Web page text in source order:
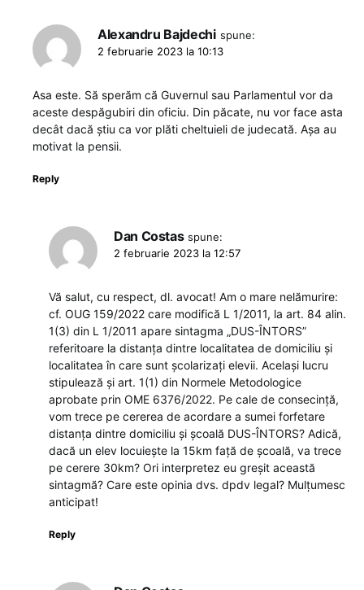
Alexandru Bajdechi spune:
2 februarie 2023 la 10:13
Asa este. Să sperăm că Guvernul sau Parlamentul vor da
aceste despăgubiri din oficiu. Din păcate, nu vor face asta
decât dacă știu ca vor plăti cheltuieli de judecată. Așa au
motivat la pensii.
Reply
Dan Costas spune:
2 februarie 2023 la 12:57
Vă salut, cu respect, dl. avocat! Am o mare nelămurire:
cf. OUG 159/2022 care modifică L 1/2011, la art. 84 alin.
1(3) din L 1/2011 apare sintagma „DUS-ÎNTORS”
referitoare la distanța dintre localitatea de domiciliu și
localitatea în care sunt școlarizați elevii. Același lucru
stipulează și art. 1(1) din Normele Metodologice
aprobate prin OME 6376/2022. Pe cale de consecință,
vom trece pe cererea de acordare a sumei forfetare
distanța dintre domiciliu și școală DUS-ÎNTORS? Adică,
dacă un elev locuiește la 15km față de școală, va trece
pe cerere 30km? Ori interpretez eu greșit această
sintagmă? Care este opinia dvs. dpdv legal? Mulțumesc
anticipat!
Reply